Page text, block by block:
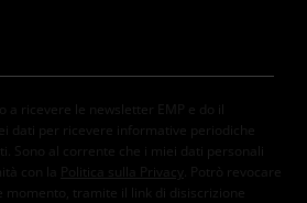
a ricevere le newsletter EMP e do il
dati per ricevere informative periodiche
Sono al corrente che i miei dati personali
con la
Politica sulla Privacy
. Potrò revocare
momento, tramite il link di disiscrizione